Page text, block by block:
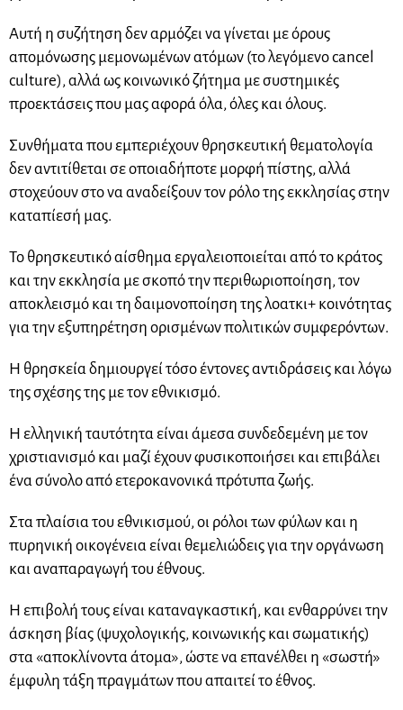
Αυτή η συζήτηση δεν αρμόζει να γίνεται με όρους
απομόνωσης μεμονωμένων ατόμων (το λεγόμενο cancel
culture), αλλά ως κοινωνικό ζήτημα με συστημικές
προεκτάσεις που μας αφορά όλα, όλες και όλους.
Συνθήματα που εμπεριέχουν θρησκευτική θεματολογία
δεν αντιτίθεται σε οποιαδήποτε μορφή πίστης, αλλά
στοχεύουν στο να αναδείξουν τον ρόλο της εκκλησίας στην
καταπίεσή μας.
Το θρησκευτικό αίσθημα εργαλειοποιείται από το κράτος
και την εκκλησία με σκοπό την περιθωριοποίηση, τον
αποκλεισμό και τη δαιμονοποίηση της λοατκι+ κοινότητας
για την εξυπηρέτηση ορισμένων πολιτικών συμφερόντων.
Η θρησκεία δημιουργεί τόσο έντονες αντιδράσεις και λόγω
της σχέσης της με τον εθνικισμό.
Η ελληνική ταυτότητα είναι άμεσα συνδεδεμένη με τον
χριστιανισμό και μαζί έχουν φυσικοποιήσει και επιβάλει
ένα σύνολο από ετεροκανονικά πρότυπα ζωής.
Στα πλαίσια του εθνικισμού, οι ρόλοι των φύλων και η
πυρηνική οικογένεια είναι θεμελιώδεις για την οργάνωση
και αναπαραγωγή του έθνους.
Η επιβολή τους είναι καταναγκαστική, και ενθαρρύνει την
άσκηση βίας (ψυχολογικής, κοινωνικής και σωματικής)
στα «αποκλίνοντα άτομα», ώστε να επανέλθει η «σωστή»
έμφυλη τάξη πραγμάτων που απαιτεί το έθνος.